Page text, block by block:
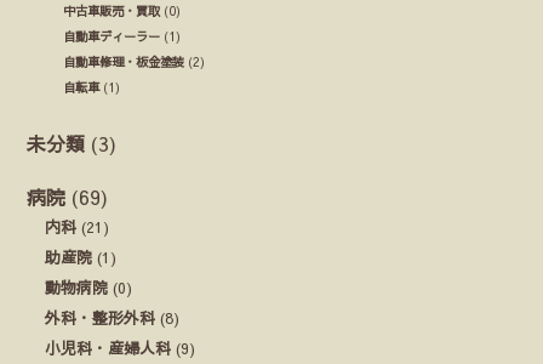
中古車販売・買取 (0)
自動車ディーラー (1)
自動車修理・板金塗装 (2)
自転車(1)
未分類 (3)
病院 (69)
内科 (21)
助産院 (1)
動物病院 (0)
外科・整形外科 (8)
小児科・産婦人科 (9)